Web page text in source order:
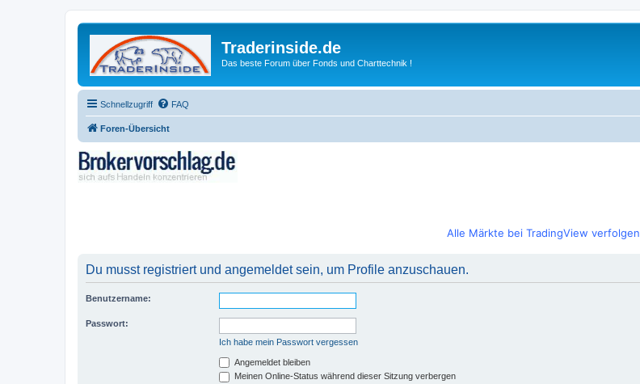
Traderinside.de
Das beste Forum über Fonds und Charttechnik !
Schnellzugriff FAQ
Foren-Übersicht
Alle Märkte bei TradingView verfolgen
Du musst registriert und angemeldet sein, um Profile anzuschauen.
Benutzername:
Passwort:
Ich habe mein Passwort vergessen
Angemeldet bleiben
Meinen Online-Status während dieser Sitzung verbergen